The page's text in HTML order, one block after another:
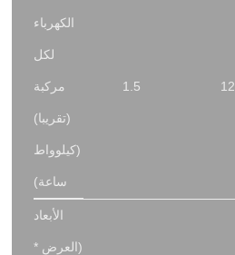
الكهرباء
لكل
مركبة
(تقريبا)
(كيلوواط
ساعة)
1.5 12
الأبعاد
(العرض *